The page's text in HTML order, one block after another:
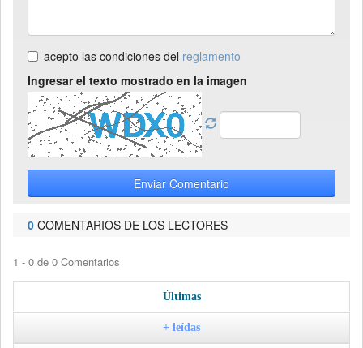
acepto las condiciones del reglamento
Ingresar el texto mostrado en la imagen
Enviar Comentario
0 COMENTARIOS DE LOS LECTORES
1 - 0 de 0 Comentarios
Últimas
+ leídas